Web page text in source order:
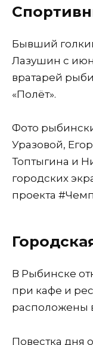
Бывший
Лазушин с
вратарей
«Полёт».
Фото
Уразовой,
Топтыгина и
городских
проекта
В Рыбинске
при кафе и
расположены
Повестка дня